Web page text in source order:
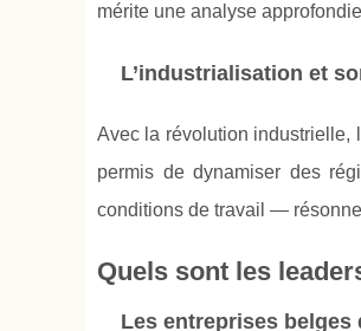
mérite une analyse
L’industrialisation et
Avec la révolution industrielle,
permis de dynamiser des
conditions de travail —
Quels sont les
Les entreprises